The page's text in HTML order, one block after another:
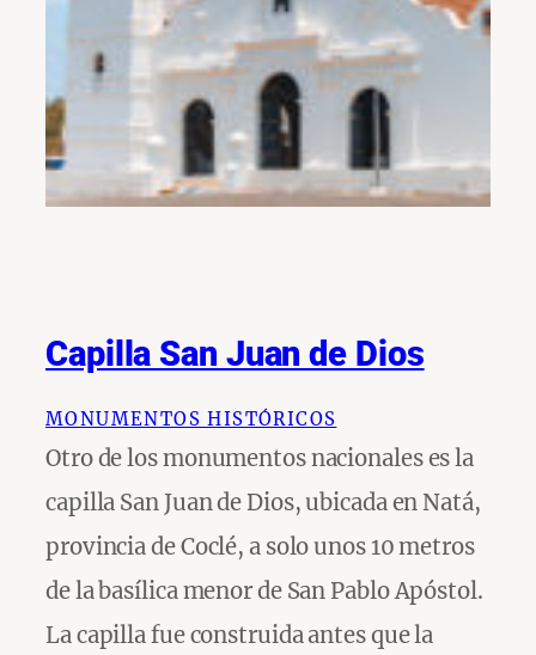
Capilla San Juan de Dios
MONUMENTOS HISTÓRICOS
Otro de los monumentos nacionales es la
capilla San Juan de Dios, ubicada en Natá,
provincia de Coclé, a solo unos 10 metros
de la basílica menor de San Pablo Apóstol.
La capilla fue construida antes que la